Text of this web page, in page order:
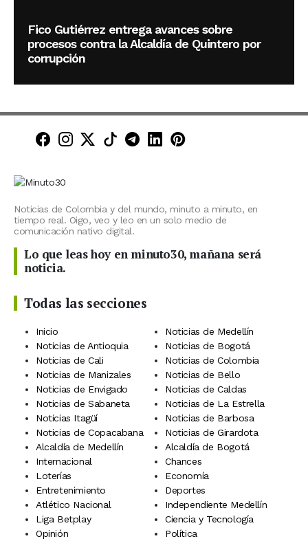
Fico Gutiérrez entrega avances sobre
procesos contra la Alcaldía de Quintero por
corrupción
Minuto30 en Facebook
Minuto30 en Instagram
Minuto30 en X (Twitter)
Minuto30 en TikTok
Canal de Minuto30 en
Minuto30 en LinkedIn
Minuto30 en
Noticias de Colombia y del mundo, minuto a minuto, en
tiempo real. Oigo, veo y leo en un solo medio de
comunicación nativo digital.
Lo que leas hoy en minuto30, mañana será
noticia.
Todas las secciones
Inicio
Noticias de Medellín
Noticias de Antioquia
Noticias de Bogotá
Noticias de Cali
Noticias de Colombia
Noticias de Manizales
Noticias de Bello
Noticias de Envigado
Noticias de Caldas
Noticias de Sabaneta
Noticias de La Estrella
Noticias Itagüí
Noticias de Barbosa
Noticias de Copacabana
Noticias de Girardota
Alcaldía de Medellín
Alcaldía de Bogotá
Internacional
Chances
Loterías
Economía
Entretenimiento
Deportes
Atlético Nacional
Independiente Medellín
Liga Betplay
Ciencia y Tecnología
Opinión
Política